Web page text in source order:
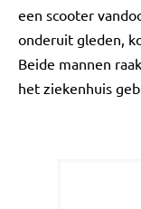
een scooter
onderuit gleden,
Beide mannen
het ziekenhuis